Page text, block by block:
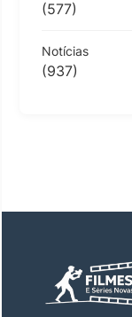
(577)
Notícias
(937)